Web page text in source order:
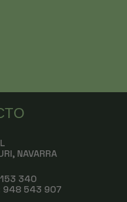
NAVARRA
153 340
948 543 907